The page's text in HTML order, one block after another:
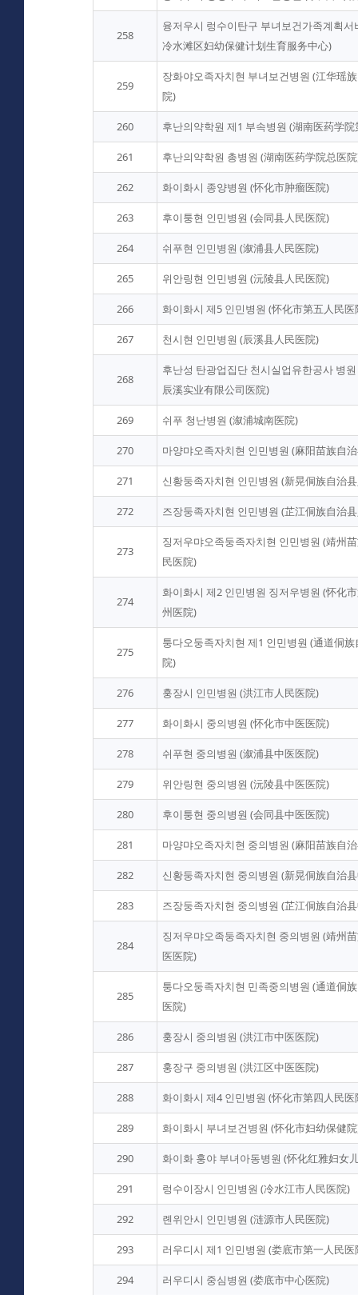
258
융저우시 렁수이탄구 부녀보건가족계획
冷水滩区妇幼保健计划生育服务中心)
259
장화야오족자치현 부녀보건병원 (江华瑶
院)
260 후난의약학원 제1 부속병원 (湖南医药学
261 후난의약학원 총병원 (湖南医药学院总医
262 화이화시 종양병원 (怀化市肿瘤医院)
263 후이퉁현 인민병원 (会同县人民医院)
264 쉬푸현 인민병원 (溆浦县人民医院)
265 위안링현 인민병원 (沅陵县人民医院)
266 화이화시 제5 인민병원 (怀化市第五人民医
267 천시현 인민병원 (辰溪县人民医院)
268
후난성 탄광업집단 천시실업유한공사 병
辰溪实业有限公司医院)
269 쉬푸 청난병원 (溆浦城南医院)
270 마양먀오족자치현 인민병원 (麻阳苗族自
271 신황둥족자치현 인민병원 (新晃侗族自治
272 즈장둥족자치현 인민병원 (芷江侗族自治
273
징저우먀오족둥족자치현 인민병원 (靖州
民医院)
274
화이화시 제2 인민병원 징저우병원 (怀化
州医院)
275
퉁다오둥족자치현 제1 인민병원 (通道侗
院)
276 훙장시 인민병원 (洪江市人民医院)
277 화이화시 중의병원 (怀化市中医医院)
278 쉬푸현 중의병원 (溆浦县中医医院)
279 위안링현 중의병원 (沅陵县中医医院)
280 후이퉁현 중의병원 (会同县中医医院)
281 마양먀오족자치현 중의병원 (麻阳苗族自
282 신황둥족자치현 중의병원 (新晃侗族自治
283 즈장둥족자치현 중의병원 (芷江侗族自治
284
징저우먀오족둥족자치현 중의병원 (靖州
医医院)
285
퉁다오둥족자치현 민족중의병원 (通道侗
医院)
286 훙장시 중의병원 (洪江市中医医院)
287 훙장구 중의병원 (洪江区中医医院)
288 화이화시 제4 인민병원 (怀化市第四人民医
289 화이화시 부녀보건병원 (怀化市妇幼保健
290 화이화 훙야 부녀아동병원 (怀化红雅妇女
291 렁수이장시 인민병원 (冷水江市人民医院)
292 롄위안시 인민병원 (涟源市人民医院)
293 러우디시 제1 인민병원 (娄底市第一人民医
294 러우디시 중심병원 (娄底市中心医院)